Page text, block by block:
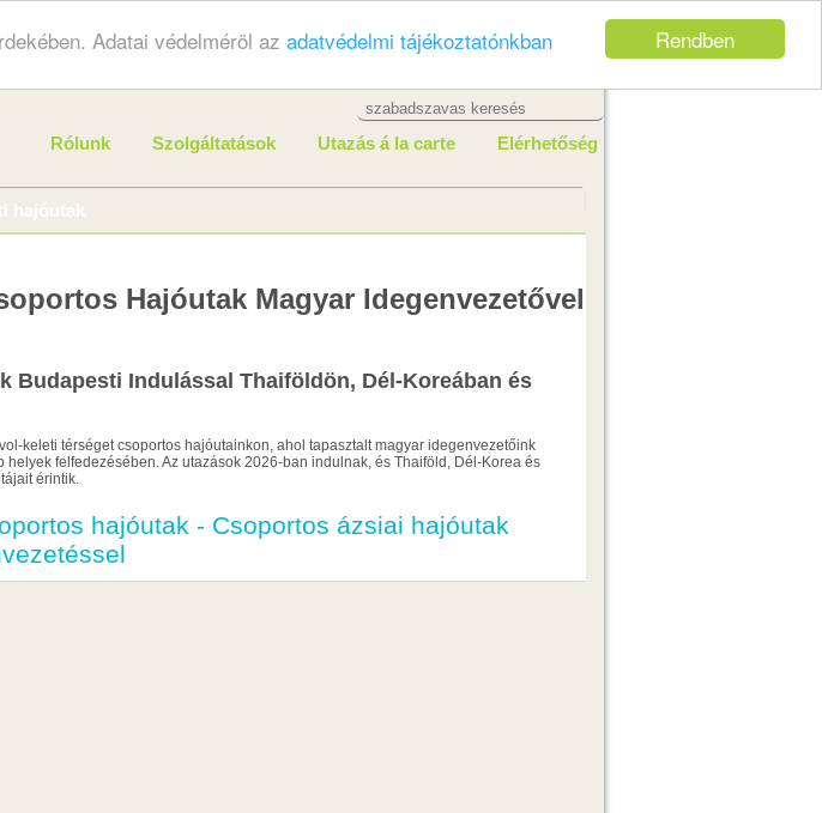
Rendben
Adatai védelméröl az adatvédelmi tájékoztatónkban
Rólunk Szolgáltatások Utazás á la carte Elérhetőség
hajóutak
Hajóutak Magyar Idegenvezetővel
Budapesti Indulással Thaiföldön, Dél-Koreában és
keleti térséget csoportos hajóutainkon, ahol tapasztalt magyar idegenvezetőink
helyek felfedezésében. Az utazások 2026-ban indulnak, és Thaiföld, Dél-Korea és
érintik.
hajóutak - Csoportos ázsiai hajóutak